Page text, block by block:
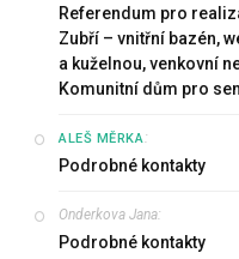
Referendum pro
Zubří – vnitřní bazén,
a kuželnou, venkovní
Komunitní dům pro
ALEŠ MĚRKA:
Podrobné kontakty
Onderkova Jana:
Podrobné kontakty